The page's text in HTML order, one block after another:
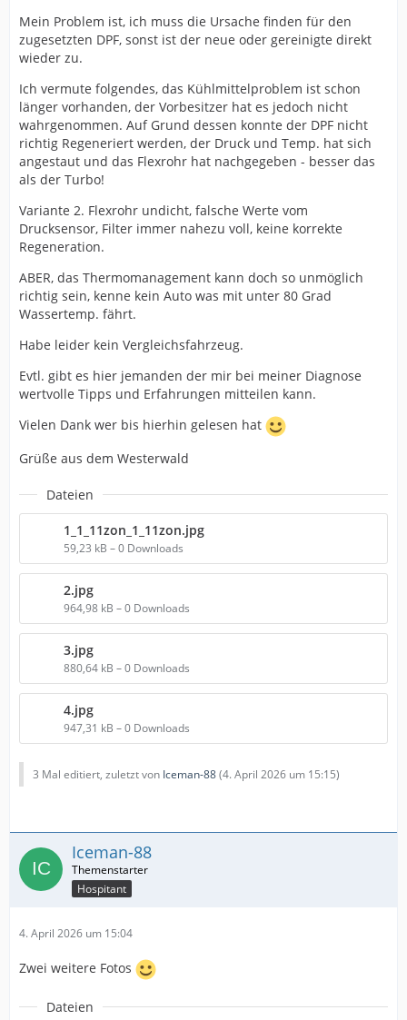
Mein Problem ist, ich muss die Ursache finden für den
zugesetzten DPF, sonst ist der neue oder gereinigte direkt
wieder zu.
Ich vermute folgendes, das Kühlmittelproblem ist schon
länger vorhanden, der Vorbesitzer hat es jedoch nicht
wahrgenommen. Auf Grund dessen konnte der DPF nicht
richtig Regeneriert werden, der Druck und Temp. hat sich
angestaut und das Flexrohr hat nachgegeben - besser das
als der Turbo!
Variante 2. Flexrohr undicht, falsche Werte vom
Drucksensor, Filter immer nahezu voll, keine korrekte
Regeneration.
ABER, das Thermomanagement kann doch so unmöglich
richtig sein, kenne kein Auto was mit unter 80 Grad
Wassertemp. fährt.
Habe leider kein Vergleichsfahrzeug.
Evtl. gibt es hier jemanden der mir bei meiner Diagnose
wertvolle Tipps und Erfahrungen mitteilen kann.
Vielen Dank wer bis hierhin gelesen hat
Grüße aus dem Westerwald
Dateien
1_1_11zon_1_11zon.jpg
59,23 kB – 0 Downloads
2.jpg
964,98 kB – 0 Downloads
3.jpg
880,64 kB – 0 Downloads
4.jpg
947,31 kB – 0 Downloads
3 Mal editiert, zuletzt von Iceman-88(4. April 2026 um 15:15)
Iceman-88
Hospitant
4. April 2026 um 15:04
Zwei weitere Fotos
Dateien